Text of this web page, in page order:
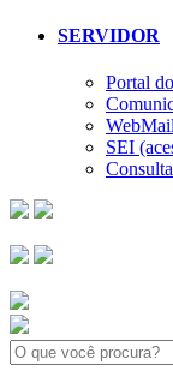
SERVIDOR
Portal
WebMail
SEI
Search: